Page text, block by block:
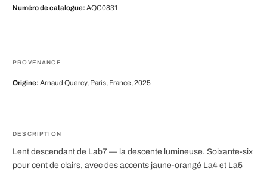
Numéro de catalogue: AQC0831
PROVENANCE
Origine: Arnaud Quercy, Paris, France, 2025
DESCRIPTION
Lent descendant de Lab7 — la descente lumineuse. Soixante-six
pour cent de clairs, avec des accents jaune-orangé La4 et La5